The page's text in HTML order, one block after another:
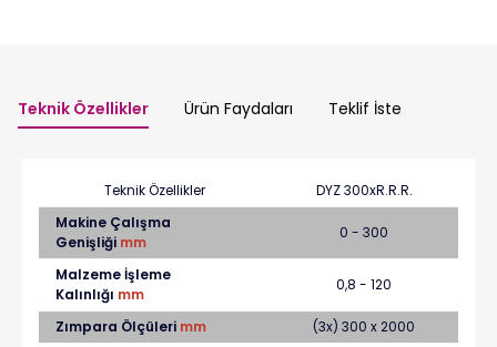
Teknik Özellikler Ürün Faydaları Teklif İste
Teknik Özellikler
DYZ 300xR.R.R.
Makine Çalışma
Genişliği mm
0 - 300
Malzeme İşleme
Kalınlığı mm
0,8 - 120
Zımpara Ölçüleri mm
(3x) 300 x 2000